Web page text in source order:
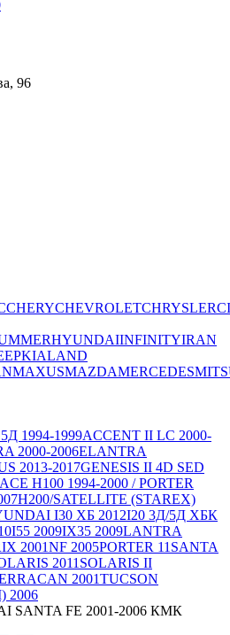
96
CHERYCHEVROLETCHRYSLER
HYUNDAIINFINITYIRAN
KIALAND
MAXUSMAZDAMERCEDES
1994-1999ACCENT II LC 2000-
2000-2006ELANTRA
2013-2017GENESIS II 4D SED
H100 1994-2000 / PORTER
H200/SATELLITE (STAREX)
I30 ХБ 2012I20 3Д/5Д ХБК
I55 2009IX35 2009LANTRA
2001NF 2005PORTER 11 SANTA
2011 SOLARIS II
2001TUCSON
2006
SANTA FE 2001-2006 КМК